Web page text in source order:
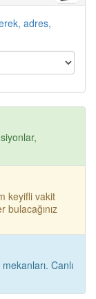
adres,
keyifli vakit
Canlı